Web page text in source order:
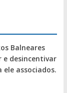
Balneares
e desincentivar
associados.